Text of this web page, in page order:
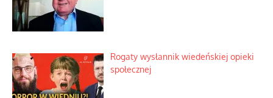
Rogaty wysłannik wiedeńskiej opieki
społecznej